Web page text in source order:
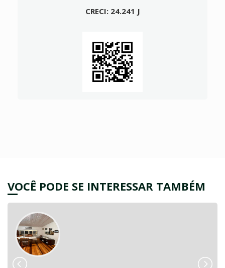
CRECI: 24.241 J
VOCÊ PODE SE INTERESSAR TAMBÉM